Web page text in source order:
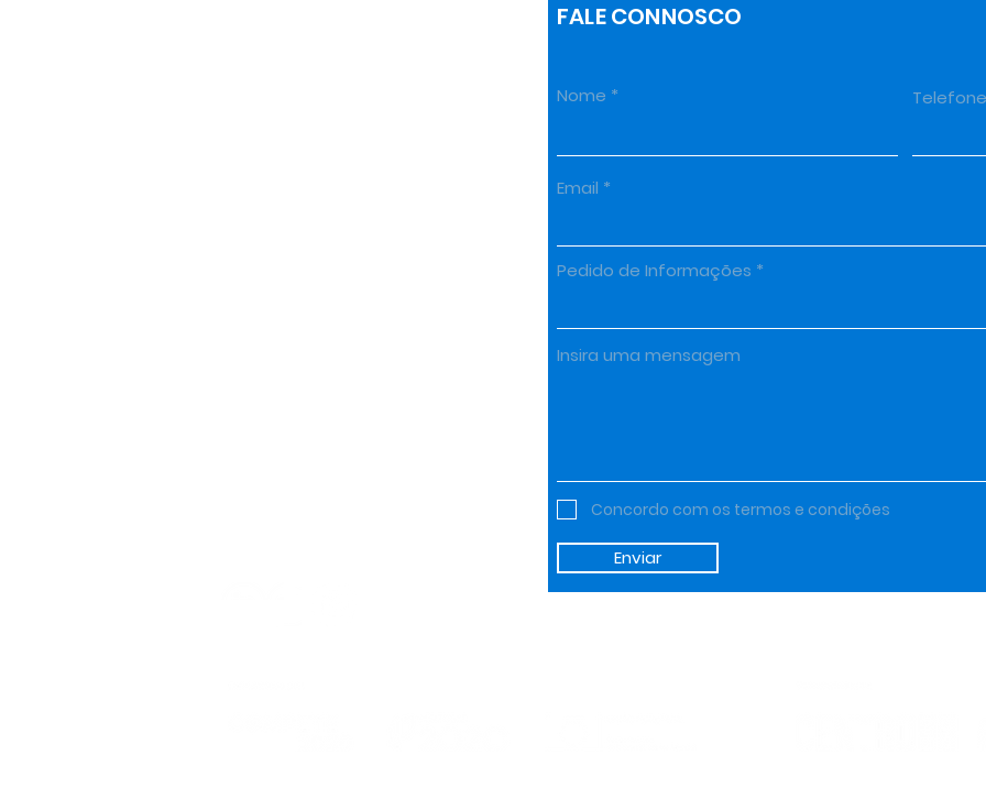
FALE CONNOSCO
Nome Telefone
Email
Pedido de Informações
Insira uma mensagem
Concordo com os termos e condições
Enviar